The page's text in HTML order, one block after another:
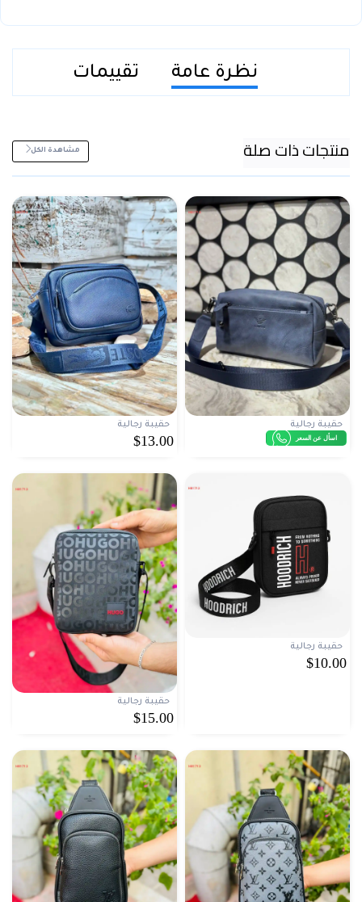
نظرة عامة تقييمات
منتجات ذات صلة مشاهدة الكل
حقيبة رجالية
اسأل عن السعر
حقيبة رجالية
$13.00
حقيبة رجالية
$10.00
حقيبة رجالية
$15.00